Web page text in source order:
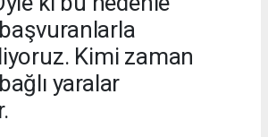
Kimi zaman
yaralar